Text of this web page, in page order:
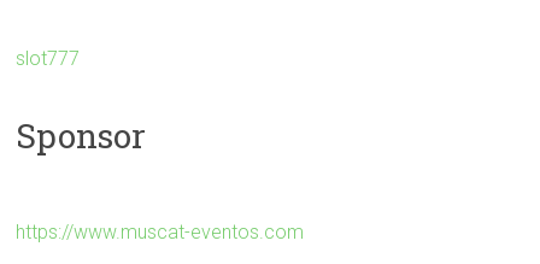
slot777
Sponsor
https://www.muscat-eventos.com